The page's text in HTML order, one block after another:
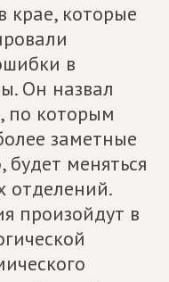
крае, которые
в
Он назвал
по которым
заметные
меняться
отделений.
произойдут в